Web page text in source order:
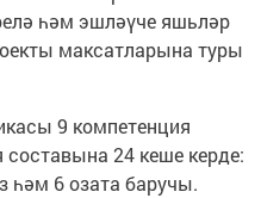
һәм эшләүче яшьләр
максатларына туры
9 компетенция
24 кеше керде:
һәм 6 озата баручы.